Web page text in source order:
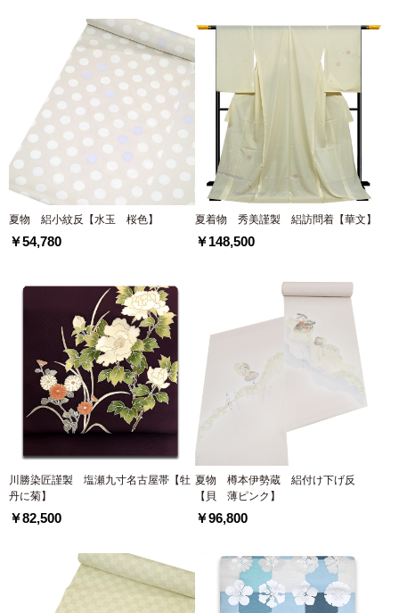
夏物 絽小紋反【水玉 桜色】
￥54,780
夏着物 秀美謹製 絽訪問着【華文】
￥148,500
川勝染匠謹製 塩瀬九寸名古屋帯【牡
丹に菊】
￥82,500
夏物 樽本伊勢蔵 絽付け下げ反
【貝 薄ピンク】
￥96,800